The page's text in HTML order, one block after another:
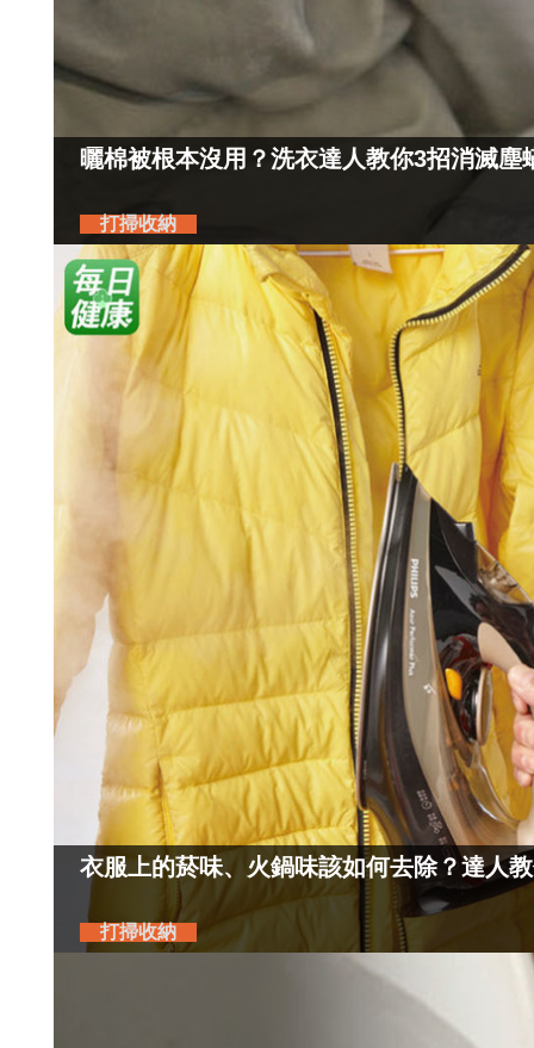
曬棉被根本沒用？洗衣達人教你3招消滅塵
打掃收納
衣服上的菸味、火鍋味該如何去除？達人
打掃收納